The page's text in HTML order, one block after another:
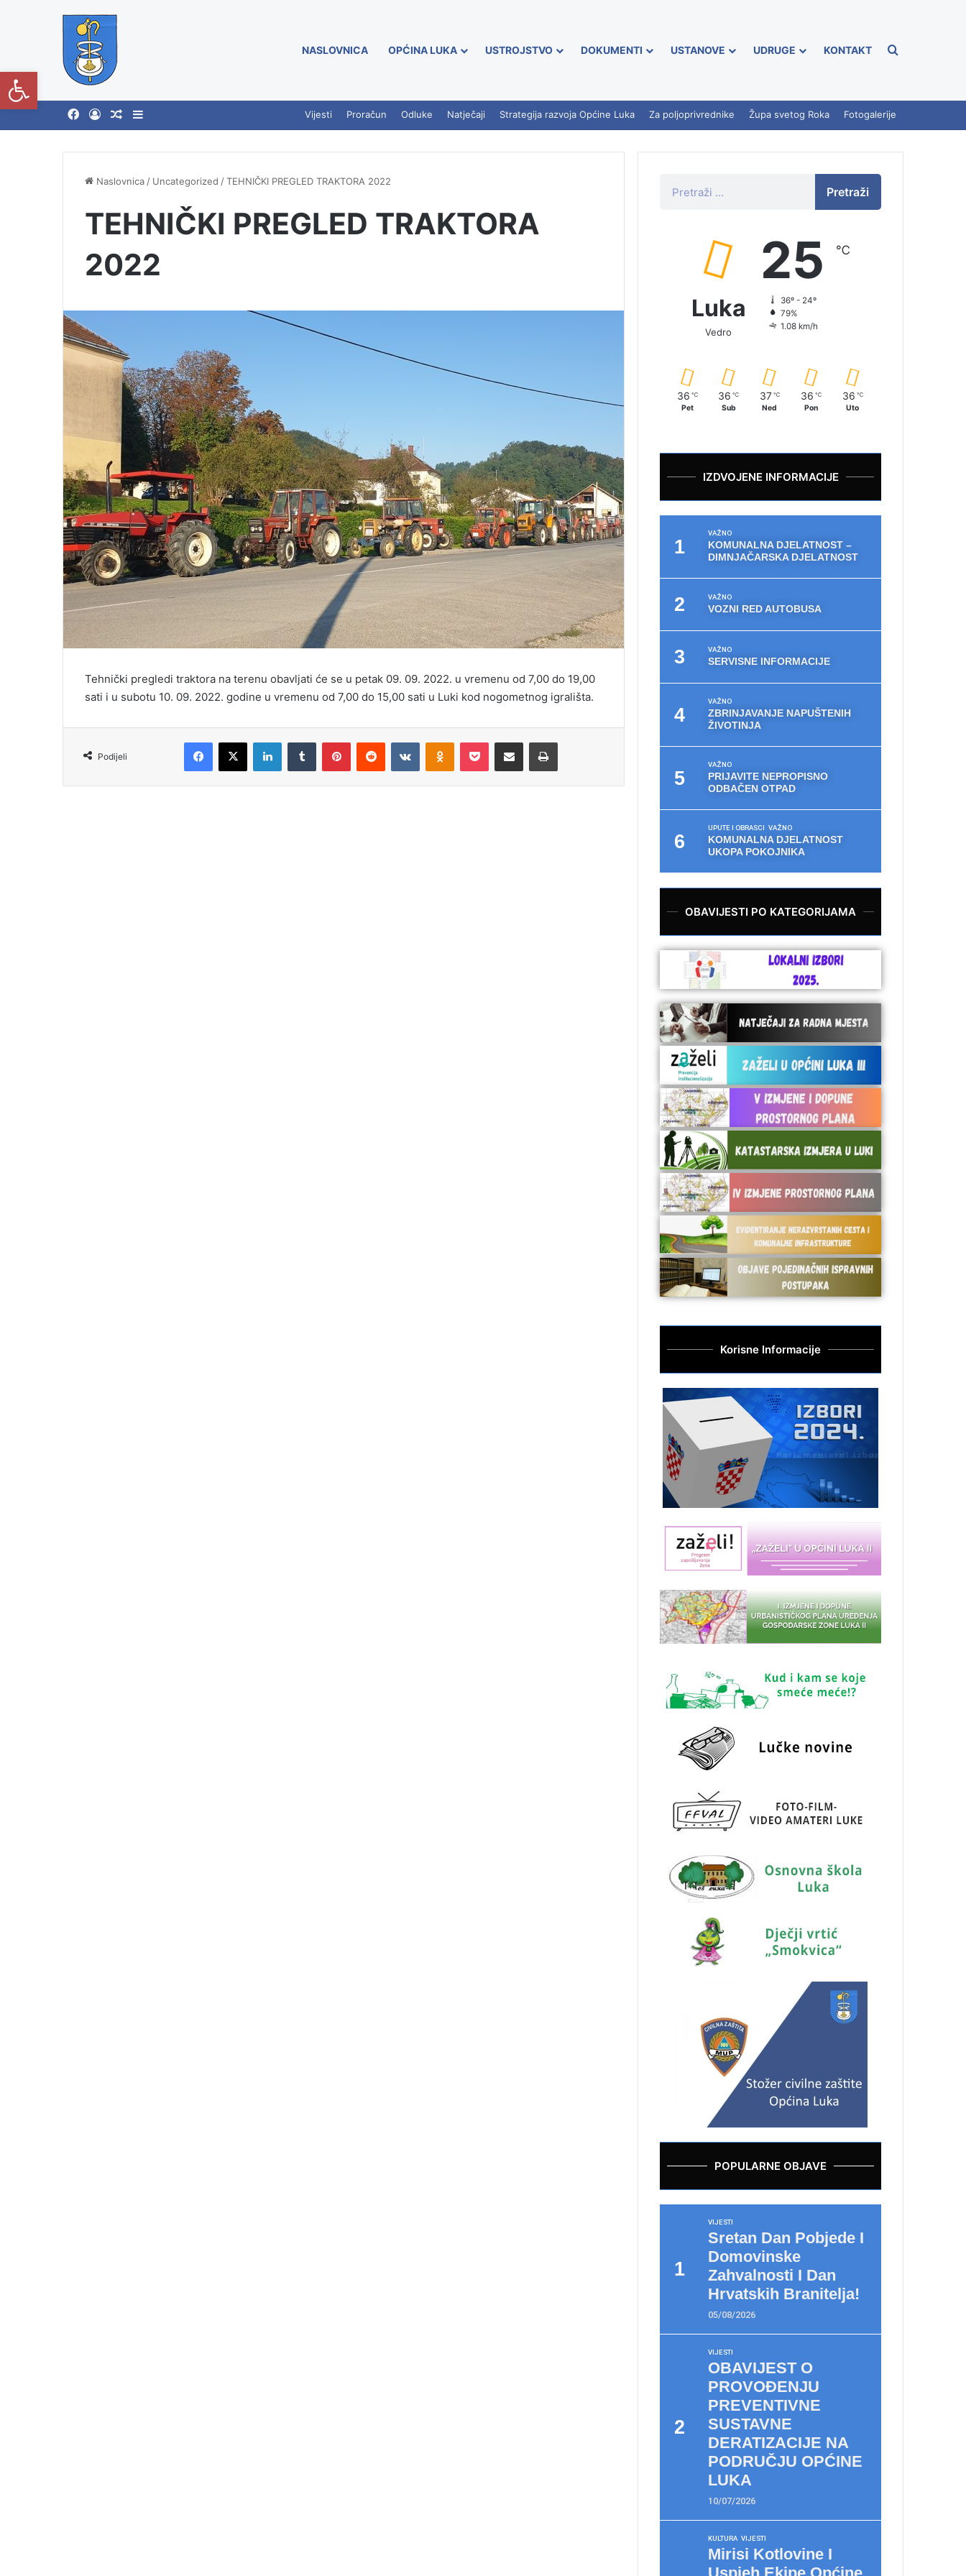
NASLOVNICA OPĆINA LUKA USTROJSTVO DOKUMENTI USTANOVE UDRUGE KONTAKT
Vijesti Proračun Odluke Natječaji Strategija razvoja Općine Luka Za poljoprivrednike Župa svetog Roka Fotogalerije
Naslovnica / Uncategorized /TEHNIČKI PREGLED TRAKTORA 2022
TEHNIČKI PREGLED TRAKTORA
2022
Tehnički pregledi traktora na terenu obavljati će se u petak 09. 09. 2022. u vremenu od 7,00 do 19,00
sati i u subotu 10. 09. 2022. godine u vremenu od 7,00 do 15,00 sati u Luki kod nogometnog igrališta.
Podijeli
Pretraži
Luka
Vedro
25 ℃
36º - 24º
79%
1.08 km/h
36 ℃
Pet
36 ℃
Sub
37 ℃
Ned
36 ℃
Pon
36 ℃
Uto
IZDVOJENE INFORMACIJE
VAŽNO
KOMUNALNA DJELATNOST –
DIMNJAČARSKA DJELATNOST
VAŽNO
VOZNI RED AUTOBUSA
VAŽNO
SERVISNE INFORMACIJE
VAŽNO
ZBRINJAVANJE NAPUŠTENIH
ŽIVOTINJA
VAŽNO
PRIJAVITE NEPROPISNO
ODBAČEN OTPAD
UPUTE I OBRASCI VAŽNO
KOMUNALNA DJELATNOST
UKOPA POKOJNIKA
OBAVIJESTI PO KATEGORIJAMA
Korisne Informacije
POPULARNE OBJAVE
VIJESTI
Sretan Dan Pobjede I
Domovinske
Zahvalnosti I Dan
Hrvatskih Branitelja!
05/08/2026
VIJESTI
OBAVIJEST O
PROVOĐENJU
PREVENTIVNE
SUSTAVNE
DERATIZACIJE NA
PODRUČJU OPĆINE
LUKA
10/07/2026
KULTURA VIJESTI
Mirisi Kotlovine I
Uspjeh Ekipe Općine
Open toolbar